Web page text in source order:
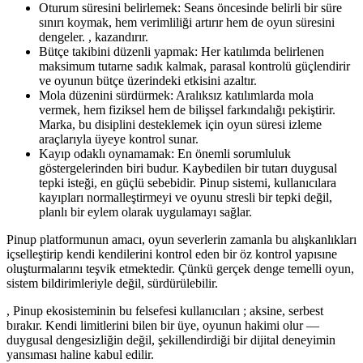
Oturum süresini belirlemek: Seans öncesinde belirli bir süre
sınırı koymak, hem verimliliği artırır hem de oyun süresini
dengeler. , kazandırır.
Bütçe takibini düzenli yapmak: Her katılımda belirlenen
maksimum tutarne sadık kalmak, parasal kontrolü güçlendirir
ve oyunun bütçe üzerindeki etkisini azaltır.
Mola düzenini sürdürmek: Aralıksız katılımlarda mola
vermek, hem fiziksel hem de bilişsel farkındalığı pekiştirir.
Marka, bu disiplini desteklemek için oyun süresi izleme
araçlarıyla üyeye kontrol sunar.
Kayıp odaklı oynamamak: En önemli sorumluluk
göstergelerinden biri budur. Kaybedilen bir tutarı duygusal
tepki isteği, en güçlü sebebidir. Pinup sistemi, kullanıcılara
kayıpları normalleştirmeyi ve oyunu stresli bir tepki değil,
planlı bir eylem olarak uygulamayı sağlar.
Pinup platformunun amacı, oyun severlerin zamanla bu alışkanlıkları
içselleştirip kendi kendilerini kontrol eden bir öz kontrol yapısıne
oluşturmalarını teşvik etmektedir. Çünkü gerçek denge temelli oyun,
sistem bildirimleriyle değil, sürdürülebilir.
, Pinup ekosisteminin bu felsefesi kullanıcıları ; aksine, serbest
bırakır. Kendi limitlerini bilen bir üye, oyunun hakimi olur —
duygusal dengesizliğin değil, şekillendirdiği bir dijital deneyimin
yansıması haline kabul edilir.